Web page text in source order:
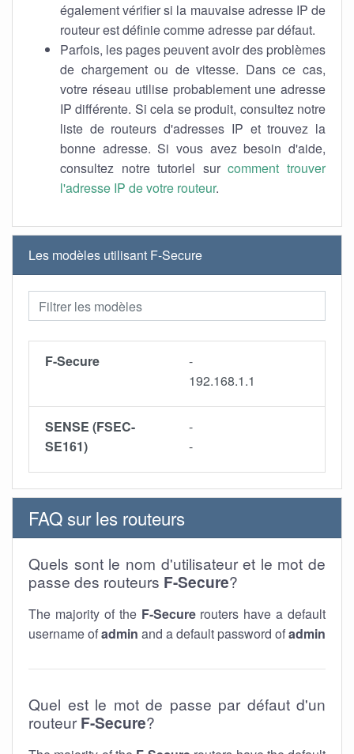
également vérifier si la mauvaise adresse IP de
routeur est définie comme adresse par défaut.
Parfois, les pages peuvent avoir des problèmes
de chargement ou de vitesse. Dans ce cas,
votre réseau utilise probablement une adresse
IP différente. Si cela se produit, consultez notre
liste de routeurs d'adresses IP et trouvez la
bonne adresse. Si vous avez besoin d'aide,
consultez notre tutoriel surcomment trouver
l'adresse IP de votre routeur.
Les modèles utilisant F-Secure
F-Secure
-
192.168.1.1
SENSE (FSEC-
SE161)
-
-
FAQ sur les routeurs
Quels sont le nom d'utilisateur et le mot de
passe des routeurs F-Secure?
The majority of the F-Securerouters have a default
username ofadmin and a default password ofadmin
Quel est le mot de passe par défaut d'un
routeurF-Secure?